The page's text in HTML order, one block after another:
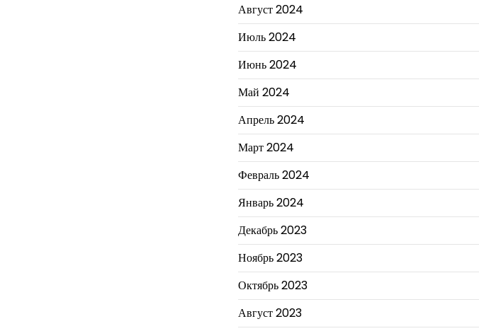
Август 2024
Июль 2024
Июнь 2024
Май 2024
Апрель 2024
Март 2024
Февраль 2024
Январь 2024
Декабрь 2023
Ноябрь 2023
Октябрь 2023
Август 2023